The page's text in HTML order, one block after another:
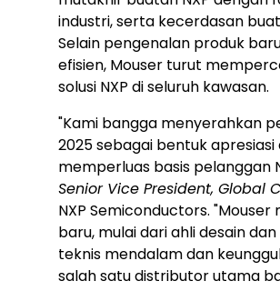
industri, serta kecerdasan
Selain pengenalan produk
efisien, Mouser turut
solusi NXP di seluruh kawasan.
"Kami bangga menyerahkan
2025 sebagai bentuk
memperluas basis pelanggan
Senior Vice President, Global
NXP Semiconductors.
baru, mulai dari ahli desain
teknis mendalam dan
salah satu distributor utama